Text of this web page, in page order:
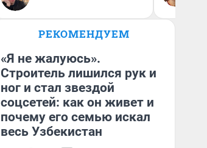
РЕКОМЕНДУЕМ
«Я не жалуюсь».
Строитель лишился рук и
ног и стал звездой
соцсетей: как он живет и
почему его семью искал
весь Узбекистан